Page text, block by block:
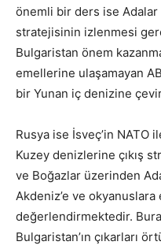
önemli bir ders ise
stratejisinin izlenmesi
Bulgaristan önem
emellerine ulaşamayan
bir Yunan iç denizine
Rusya ise İsveç’in NATO
Kuzey denizlerine çıkış
ve Boğazlar üzerinden
Akdeniz’e ve
değerlendirmektedir.
Bulgaristan’ın çıkarları